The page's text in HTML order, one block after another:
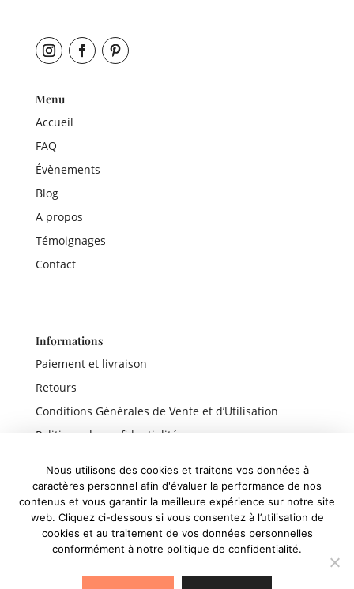
Menu
Accueil
FAQ
Évènements
Blog
A propos
Témoignages
Contact
Informations
Paiement et livraison
Retours
Conditions Générales de Vente et d’Utilisation
Politique de confidentialité
Liens rapides
Boutique
Nous utilisons des cookies et traitons vos données à
caractères personnel afin d'évaluer la performance de nos
contenus et vous garantir la meilleure expérience sur notre site
web. Cliquez ci-dessous si vous consentez à l’utilisation de
cookies et au traitement de vos données personnelles
conformément à notre politique de confidentialité.